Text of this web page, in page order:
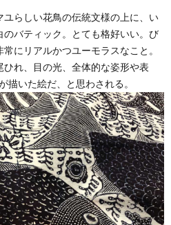
らしい花鳥の伝統文様の上に、い
バティック。とても格好いい。び
にリアルかつユーモラスなこと。
れ、目の光、全体的な姿形や表
いた絵だ、と思わされる。